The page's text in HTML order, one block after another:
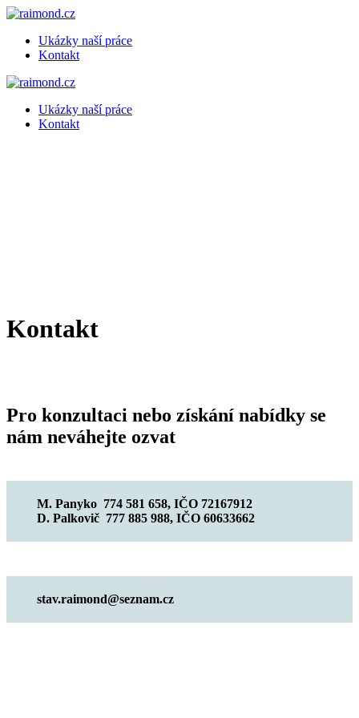
Přeskočit
obsah
Ukázky naší práce
Kontakt
Ukázky naší práce
Kontakt
Kontakt
Pro konzultaci nebo získání nabídky se
nám neváhejte ozvat
M. Panyko 774 581 658, IČO 72167912
D. Palkovič 777 885 988, IČO 60633662
stav.raimond@seznam.cz